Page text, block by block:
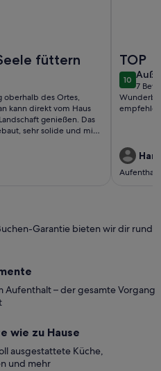
füttern
oberhalb des Ortes,
kann direkt vom Haus
genießen. Das
sehr solide und mit
z. B. mit
sind
vor dem
Der Vermieter ist sehr
sehr diskret. Danke
TOP
1010 von
7
(7
Aufenthalt
Garantie bieten wir dir rund
Aufenthalt – der gesamte Vorgang
wie zu Hause
ausgestattete Küche,
und mehr